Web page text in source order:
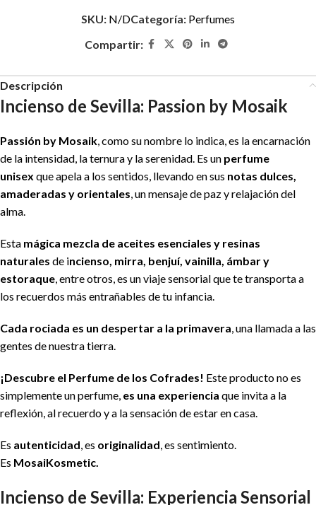
SKU: N/DCategoría: Perfumes
Compartir:
Descripción
Incienso de Sevilla: Passion by Mosaik
Passión by Mosaik, como su nombre lo indica, es la encarnación
de la intensidad, la ternura y la serenidad. Es un perfume
unisex que apela a los sentidos, llevando en sus notas dulces,
amaderadas y orientales, un mensaje de paz y relajación del
alma.
Esta mágica mezcla de aceites esenciales y resinas
naturales de incienso, mirra, benjuí, vainilla, ámbar y
estoraque, entre otros, es un viaje sensorial que te transporta a
los recuerdos más entrañables de tu infancia.
Cada rociada es un despertar a la primavera, una llamada a las
gentes de nuestra tierra.
¡Descubre el Perfume de los Cofrades! Este producto no es
simplemente un perfume, es una experiencia que invita a la
reflexión, al recuerdo y a la sensación de estar en casa.
Es autenticidad, es originalidad, es sentimiento.
Es MosaiKosmetic.
Incienso de Sevilla: Experiencia Sensorial